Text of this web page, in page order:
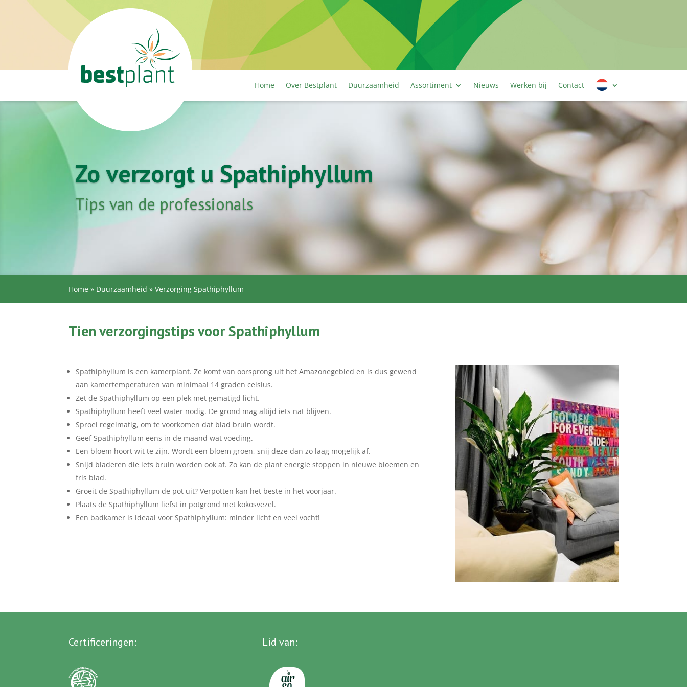
Home Over Bestplant Duurzaamheid Assortiment Nieuws Werken bij Contact
Zo verzorgt u Spathiphyllum
Tips van de professionals
Home » Duurzaamheid »Verzorging Spathiphyllum
Tien verzorgingstips voor Spathiphyllum
Spathiphyllum is een kamerplant. Ze komt van oorsprong uit het Amazonegebied en is dus gewend
aan kamertemperaturen van minimaal 14 graden celsius.
Zet de Spathiphyllum op een plek met gematigd licht.
Spathiphyllum heeft veel water nodig. De grond mag altijd iets nat blijven.
Sproei regelmatig, om te voorkomen dat blad bruin wordt.
Geef Spathiphyllum eens in de maand wat voeding.
Een bloem hoort wit te zijn. Wordt een bloem groen, snij deze dan zo laag mogelijk af.
Snijd bladeren die iets bruin worden ook af. Zo kan de plant energie stoppen in nieuwe bloemen en
fris blad.
Groeit de Spathiphyllum de pot uit? Verpotten kan het beste in het voorjaar.
Plaats de Spathiphyllum liefst in potgrond met kokosvezel.
Een badkamer is ideaal voor Spathiphyllum: minder licht en veel vocht!
Certificeringen: Lid van: